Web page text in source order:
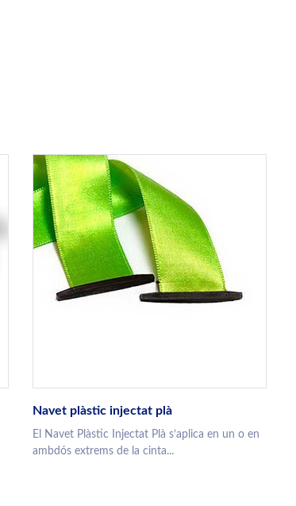
Navet plàstic injectat plà
El Navet Plàstic Injectat Plà s’aplica en un o en
ambdós extrems de la cinta...